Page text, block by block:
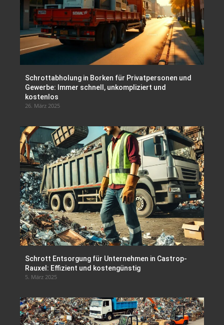
Schrottabholung in Borken für Privatpersonen und
Gewerbe: Immer schnell, unkompliziert und
kostenlos
26. März 2025
Schrott Entsorgung für Unternehmen in Castrop-
Rauxel: Effizient und kostengünstig
5. März 2025